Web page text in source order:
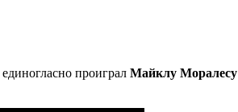
проиграл Майклу Моралесу